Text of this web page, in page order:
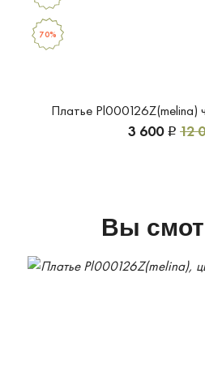
Платье Pl000126Z(melina)
3 600 Р 12
70%
Вы